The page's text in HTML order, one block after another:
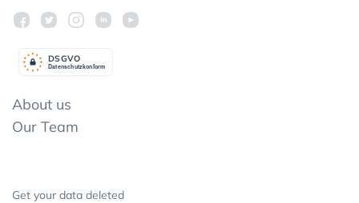
Datenschutzkonform
DSGVO
About us
Our Team
Get your data deleted